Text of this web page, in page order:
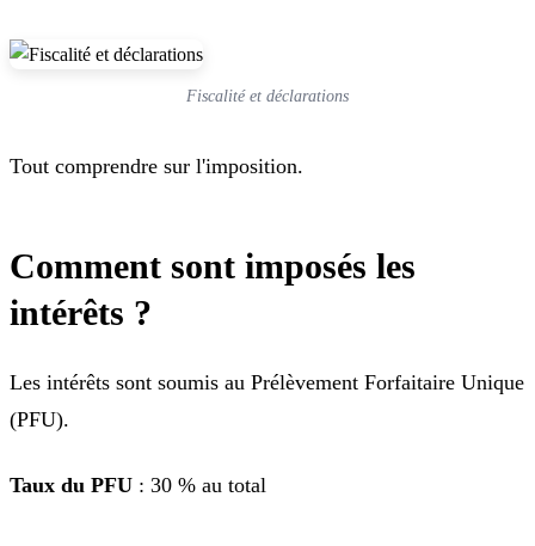
Fiscalité et déclarations
Tout comprendre sur l'imposition.
Comment sont imposés les
intérêts ?
Les intérêts sont soumis au Prélèvement Forfaitaire Unique
(PFU).
Taux du PFU : 30 % au total